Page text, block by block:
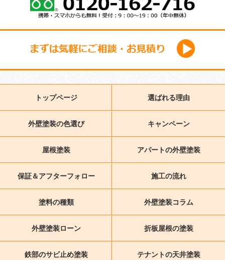
トップページ 選ばれる理由
外壁塗装の色選び キャンペーン
屋根塗装 アパートの外壁塗装
保証＆アフターフォロー 施工の流れ
塗料の種類 外壁塗装コラム
外壁塗装ローン 折板屋根の塗装
鉄部のサビ止め塗装 テナントの天井塗装